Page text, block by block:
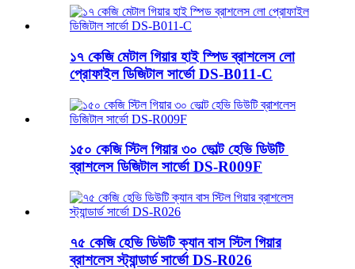
১৭ কেজি মেটাল গিয়ার হাই স্পিড ব্রাশলেস লো
প্রোফাইল ডিজিটাল সার্ভো DS-B011-C
১৫০ কেজি স্টিল গিয়ার ৩০ ভোল্ট হেভি ডিউটি ​​
ব্রাশলেস ডিজিটাল সার্ভো DS-R009F
৭৫ কেজি হেভি ডিউটি ​​ক্যান বাস স্টিল গিয়ার
ব্রাশলেস স্ট্যান্ডার্ড সার্ভো DS-R026